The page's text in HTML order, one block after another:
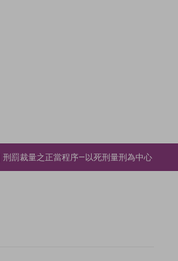
罰裁量之正當程序—以死刑量刑為中心